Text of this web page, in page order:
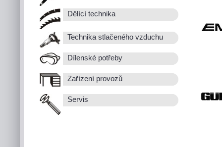
Dělící technika
Technika stlačeného vzduchu
Dílenské potřeby
Zařízení provozů
Servis